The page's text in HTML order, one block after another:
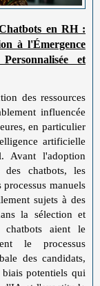
en RH :
à l'Émergence
et
des ressources
influencée
en particulier
artificielle
Avant l'adoption
des chatbots, les
manuels
sujets à des
la sélection et
chatbots aient le
le processus
des candidats,
potentiels qui